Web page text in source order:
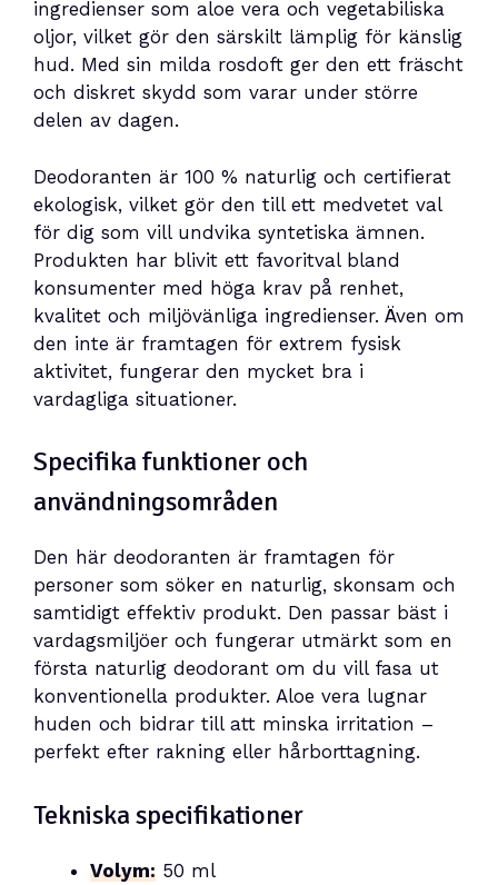
ingredienser som aloe vera och vegetabiliska
oljor, vilket gör den särskilt lämplig för känslig
hud. Med sin milda rosdoft ger den ett fräscht
och diskret skydd som varar under större
delen av dagen.
Deodoranten är 100 % naturlig och certifierat
ekologisk, vilket gör den till ett medvetet val
för dig som vill undvika syntetiska ämnen.
Produkten har blivit ett favoritval bland
konsumenter med höga krav på renhet,
kvalitet och miljövänliga ingredienser. Även om
den inte är framtagen för extrem fysisk
aktivitet, fungerar den mycket bra i
vardagliga situationer.
Specifika funktioner och
användningsområden
Den här deodoranten är framtagen för
personer som söker en naturlig, skonsam och
samtidigt effektiv produkt. Den passar bäst i
vardagsmiljöer och fungerar utmärkt som en
första naturlig deodorant om du vill fasa ut
konventionella produkter. Aloe vera lugnar
huden och bidrar till att minska irritation –
perfekt efter rakning eller hårborttagning.
Tekniska specifikationer
Volym: 50 ml